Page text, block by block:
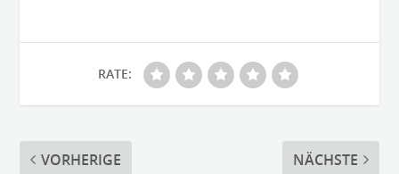
RATE:
VORHERIGE NÄCHSTE